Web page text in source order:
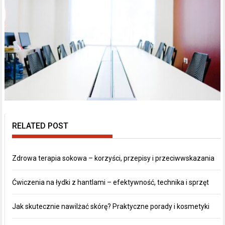
RELATED POST
Zdrowa terapia sokowa – korzyści, przepisy i przeciwwskazania
Ćwiczenia na łydki z hantlami – efektywność, technika i sprzęt
Jak skutecznie nawilżać skórę? Praktyczne porady i kosmetyki